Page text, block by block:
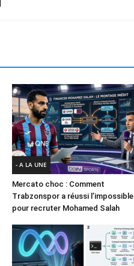
- A LA UNE
Mercato choc : Comment
Trabzonspor a réussi l’impossible
pour recruter Mohamed Salah